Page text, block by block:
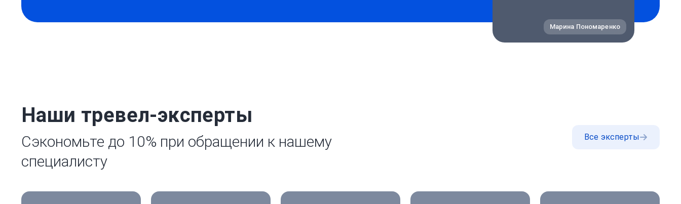
Марина Пономаренко
Наши тревел-эксперты
Сэкономьте до 10% при обращении к нашему
специалисту
Все эксперты